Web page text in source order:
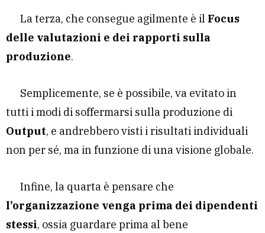
La terza, che consegue agilmente è il Focus
delle valutazioni e dei rapporti sulla
produzione.
Semplicemente, se è possibile, va evitato in
tutti i modi di soffermarsi sulla produzione di
Output, e andrebbero visti i risultati individuali
non per sé, ma in funzione di una visione globale.
Infine, la quarta è pensare che
l’organizzazione venga prima dei dipendenti
stessi, ossia guardare prima al bene